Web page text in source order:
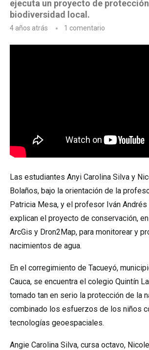
ejecuta un proyecto de
biodiversidad local.
4 años atrás 1 comentario
Las estudiantes Anyi Carolina Silva y
Bolaños, bajo la orientación de la
Patricia Mesa, y el profesor Iván Andrés
explican el proyecto de conservación,
ArcGis y Dron2Map, para monitorear y
nacimientos de agua.
En el corregimiento de Tacueyó,
Cauca, se encuentra el colegio Quintín
tomado tan en serio la protección de la
combinado los esfuerzos de los niños
tecnologías geoespaciales.
Angie Carolina Silva, cursa octavo,